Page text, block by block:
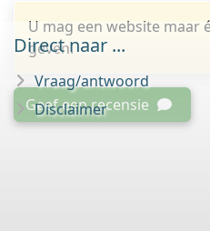
U mag een website maar
geven.
Geef een recensie
Direct naar ...
Vraag/antwoord
Disclaimer